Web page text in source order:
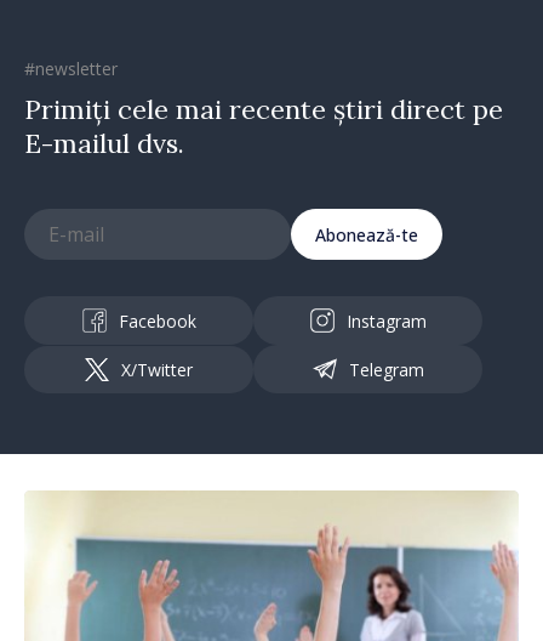
#newsletter
Primiți cele mai recente știri direct pe
E-mailul dvs.
Abonează-te
Facebook Instagram
X/Twitter Telegram